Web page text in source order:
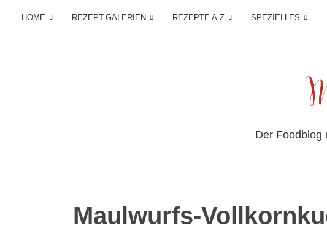
HOME REZEPT-GALERIEN REZEPTE A-Z SPEZIELLES
Der Foodblog
Maulwurfs-